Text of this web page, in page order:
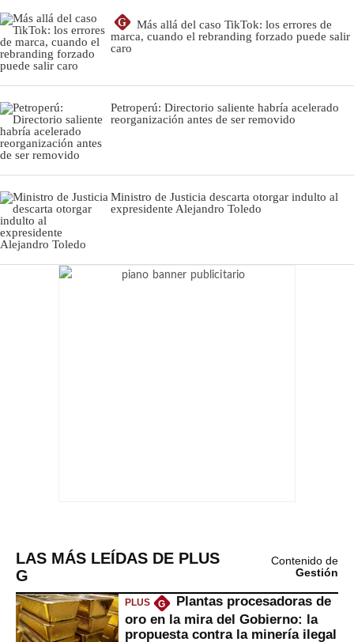
G
Más allá del caso TikTok: los errores de
marca, cuando el rebranding forzado puede salir
caro
Petroperú: Directorio saliente habría acelerado
reorganización antes de ser removido
Ministro de Justicia descarta otorgar indulto al
expresidente Alejandro Toledo
LAS MÁS LEÍDAS DE PLUS
G
Contenido de
Gestión
PLUS G
Plantas procesadoras de
oro en la mira del Gobierno: la
propuesta contra la minería ilegal